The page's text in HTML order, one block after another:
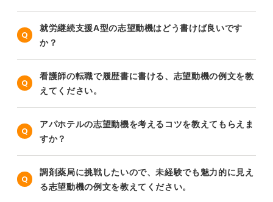
就労継続支援A型の志望動機はどう書けば良いです
か？
看護師の転職で履歴書に書ける、志望動機の例文を教
えてください。
アパホテルの志望動機を考えるコツを教えてもらえま
すか？
調剤薬局に挑戦したいので、未経験でも魅力的に見え
る志望動機の例文を教えてください。